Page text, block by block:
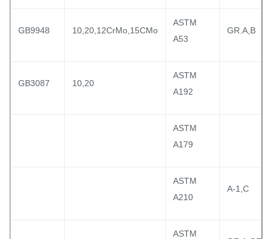
GB9948 10,20,12CrMo,15CMo
ASTM
A53
GR.A,B
GB3087 10,20
ASTM
A192
ASTM
A179
ASTM
A210
A-1,C
ASTM